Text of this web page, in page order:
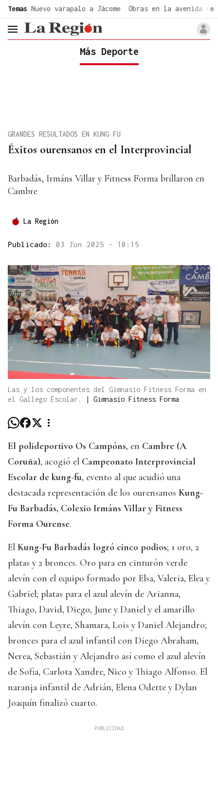
Temas Nuevo varapalo a Jácome Obras en la avenida de
header.menu.open
Más Deporte
Éxitos ourensanos en el Interprovincial
GRANDES RESULTADOS EN KUNG FU
Barbadás, Irmáns Villar y Fitness Forma brillaron en
Cambre
La Región
Publicado: 03 Jun 2025 - 10:15
Las y los componentes del Gimnasio Fitness Forma en
el Gallego Escolar.
| Gimnasio Fitness Forma
El polideportivo Os Campóns, en Cambre (A
Coruña), acogió el Campeonato Interprovincial
Escolar de kung-fu, evento al que acudió una
destacada representación de los ourensanos Kung-
Fu Barbadás, Colexio Irmáns Villar y Fitness
Forma Ourense.
El Kung-Fu Barbadás logró cinco podios; 1 oro, 2
platas y 2 bronces. Oro para en cinturón verde
alevín con el equipo formado por Elsa, Valeria, Elea y
Gabriel; platas para el azul alevín de Arianna,
Thiago, David, Diego, June y Daniel y el amarillo
alevín con Leyre, Shamara, Lois y Daniel Alejandro;
bronces para el azul infantil con Diego Abraham,
Nerea, Sebastián y Alejandro así como el azul alevín
de Sofia, Carlota Xandre, Nico y Thiago Alfonso. El
naranja infantil de Adrián, Elena Odette y Dylan
Joaquín finalizó cuarto.